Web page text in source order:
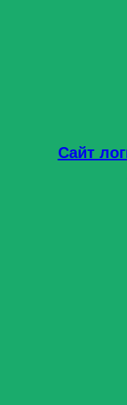
Сайт